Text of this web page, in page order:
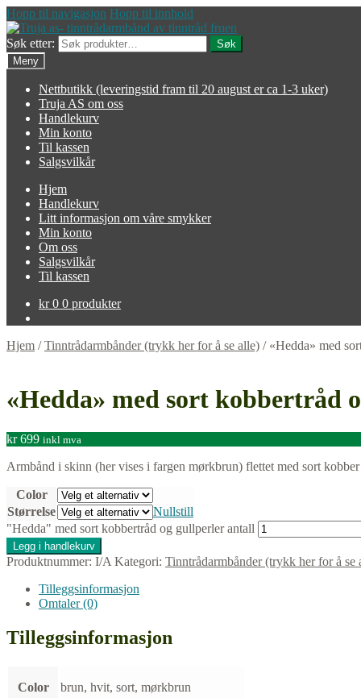
Hopp til navigasjon Hopp til innhold
Søk etter:
Søk
Meny
Nettbutikk (leveringstid fram til 20 august er ca 1-3 uker)
Truja AS om oss
Handlekurv
Min konto
Til kassen
Salgsvilkår
Hjem
Handlekurv
Litt informasjon om våre smykker
Min konto
Om oss
Salgsvilkår
Til kassen
kr0 0 produkter
Hjem /Tinntrådarmbånder (trykk her for å se alle) / «Hedda» med
«Hedda» med sort kobbertråd
kr699 inkl mva
Armbånd i skinn (her vises i fargen mørkbrun) flettet med sort
Color
Størrelse
Nullstill
"Hedda" med sort kobbertråd og gullperler antall
Legg i handlekurv
Produktnummer: I/A Kategori: Tinntrådarmbånder (trykk her for å se
Tilleggsinformasjon
Omtaler (0)
Tilleggsinformasjon
Color brun, hvit, sort, mørkbrun